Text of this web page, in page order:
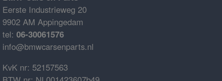
Eerste Industrieweg 20
9902 AM Appingedam
tel: 06-30061576
info@bmwcarsenparts.nl
KvK nr: 52157563